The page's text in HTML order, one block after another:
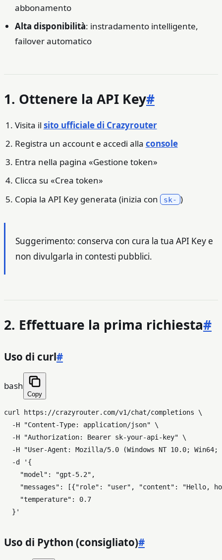
abbonamento
Alta disponibilità: instradamento intelligente,
failover automatico
1. Ottenere la API Key#
Visita il sito ufficiale di Crazyrouter
Registra un account e accedi alla console
Entra nella pagina «Gestione token»
Clicca su «Crea token»
Copia la API Key generata (inizia con
sk- )
Suggerimento: conserva con cura la tua API Key e
non divulgarla in contesti pubblici.
2. Effettuare la prima richiesta#
Uso di curl#
bash
Copy
curl https://crazyrouter.com/v1/chat/completions \
  -H
"Content-Type: application/json" \
  -H
"Authorization: Bearer sk-your-api-key" \
  -H
"User-Agent: Mozilla/5.0 (Windows NT 10.0; Win64;
  -d
'{
    "model": "gpt-5.2",
"messages": [{"role": "user", "content": "Hello,
    "temperature": 0.7
  }'
Uso di Python (consigliato)#